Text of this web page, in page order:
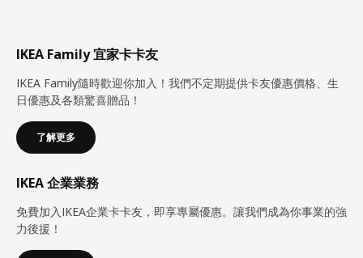
IKEA Family 宜家卡卡友
IKEA Family隨時歡迎你加入！我們不定期提供卡友優惠價格、生
日優惠及各類驚喜贈品！
了解更多
IKEA 企業業務
免費加入IKEA企業卡卡友，即享專屬優惠。讓我們成為你事業的強
力後援！